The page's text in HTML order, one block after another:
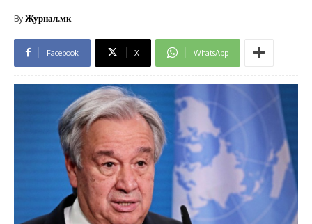
ByЖурнал.мк
Facebook X WhatsApp